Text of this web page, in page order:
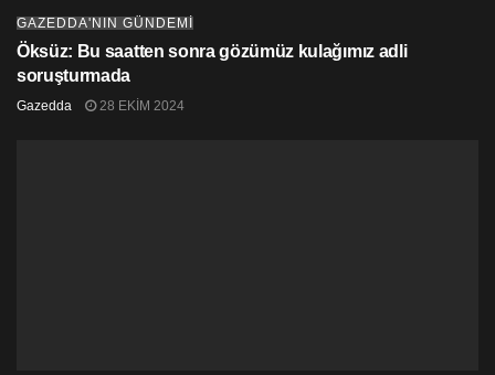
GAZEDDA'NIN GÜNDEMİ
Öksüz: Bu saatten sonra gözümüz kulağımız adli
soruşturmada
Gazedda 28 EKIM 2024